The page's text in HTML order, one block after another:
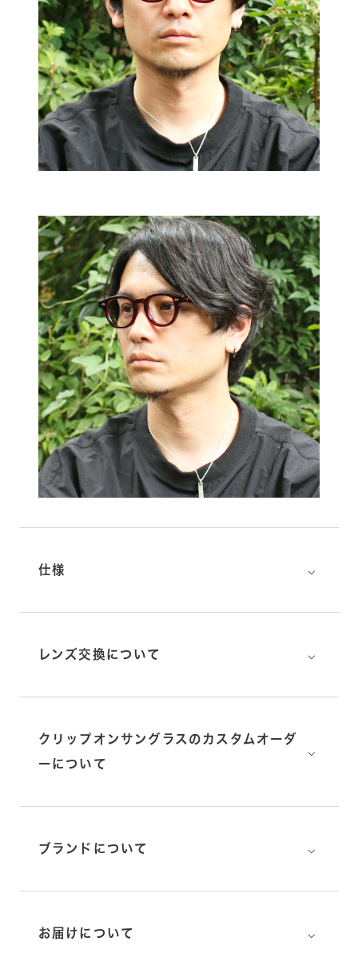
仕様 ⌵
レンズ交換について ⌵
クリップオンサングラスのカスタムオーダ
ーについて
⌵
ブランドについて ⌵
お届けについて ⌵